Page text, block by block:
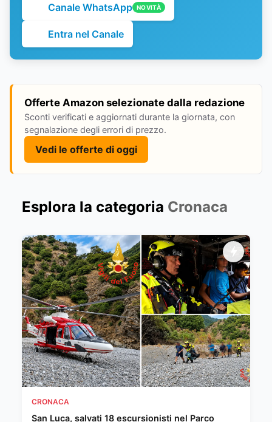
Canale WhatsApp NOVITÀ
Entra nel Canale
Offerte Amazon selezionate dalla redazione
Sconti verificati e aggiornati durante la giornata, con
segnalazione degli errori di prezzo.
Vedi le offerte di oggi
Esplora la categoria Cronaca
CRONACA
San Luca, salvati 18 escursionisti nel Parco